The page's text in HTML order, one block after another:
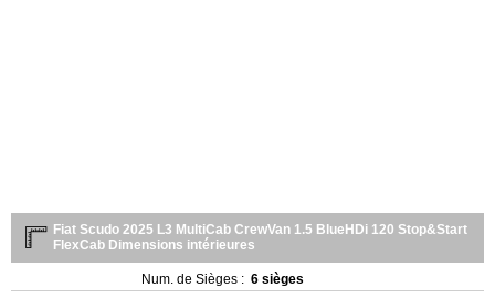
Fiat Scudo 2025 L3 MultiCab CrewVan 1.5 BlueHDi 120 Stop&Start
FlexCab Dimensions intérieures
Num. de Sièges : 6 sièges